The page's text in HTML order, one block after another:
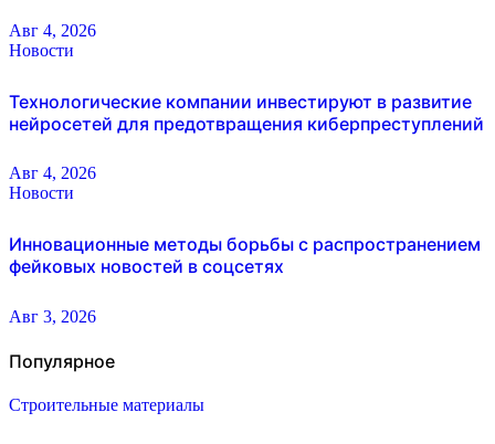
Авг 4, 2026
Новости
Технологические компании инвестируют в развитие
нейросетей для предотвращения киберпреступлений
Авг 4, 2026
Новости
Инновационные методы борьбы с распространением
фейковых новостей в соцсетях
Авг 3, 2026
Популярное
Строительные материалы